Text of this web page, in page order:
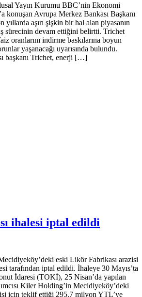
Yayın Kurumu BBC’nin Ekonomi
konuşan Avrupa Merkez Bankası Başkanı
yıllarda aşırı şişkin bir hal alan piyasanın
sürecinin devam ettiğini belirtti. Trichet
oranlarını indirme baskılarına boyun
yaşanacağı uyarısında bulundu.
başkanı Trichet, enerji […]
ihalesi iptal edildi
eski Likör Fabrikası arazisi
tarafından iptal edildi. İhaleye 30 Mayıs’ta
İdaresi (TOKİ), 25 Nisan’da yapılan
Kiler Holding’in Mecidiyeköy’deki
için teklif ettiği 295.7 milyon YTL’ye